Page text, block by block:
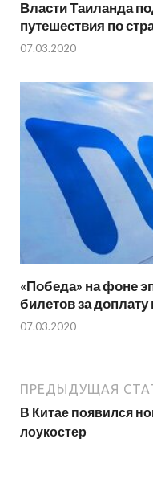
Власти Таиланда
путешествия по
07.03.2020
«Победа» на фоне
билетов за
07.03.2020
ПРЕДЫДУЩАЯ
В Китае появился
лоукостер